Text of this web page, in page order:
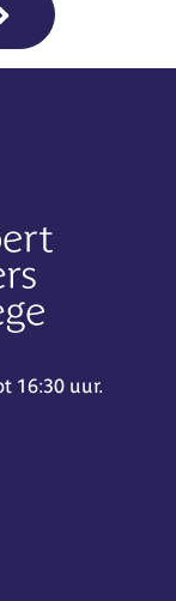
16:30 uur.